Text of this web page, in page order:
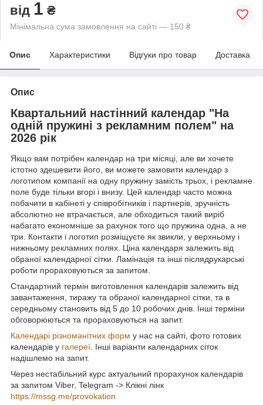
від 1 ₴
Мінімальна сума замовлення на сайті — 150 ₴
Опис Характеристики Відгуки про товар Доставка
Опис
Квартальний настінний календар "На
одній пружині з рекламним полем" на
2026 рік
Якщо вам потрібен календар на три місяці, але ви хочете
істотно здешевити його, ви можете замовити календар з
логотипом компанії на одну пружину замість трьох, і рекламне
поле буде тільки вгорі і внизу. Цей календар часто можна
побачити в кабінеті у співробітників і партнерів, зручність
абсолютно не втрачається, але обходиться такий виріб
набагато економніше за рахунок того що пружина одна, а не
три. Контакти і логотип розміщуєте як звикли, у верхньому і
нижньому рекламних полях. Ціна календаря залежить від
обраної календарної сітки. Ламінація та інші післядрукарські
роботи прораховуються за запитом.
Стандартний термін виготовлення календарів залежить від
завантаження, тиражу та обраної календарної сітки, та в
середньому становить від 5 до 10 робочих днів. Інші терміни
обговорюються та прораховуються на запит.
Календарі різноманітних форм у нас на сайті, фото готових
календарів у галереї. Інші варіанти календарних сіток
надішлемо на запит.
Через нестабільний курс актуальний прорахунок календарів
за запитом Viber, Telegram -> Клікні лінк
https://mssg.me/provokation